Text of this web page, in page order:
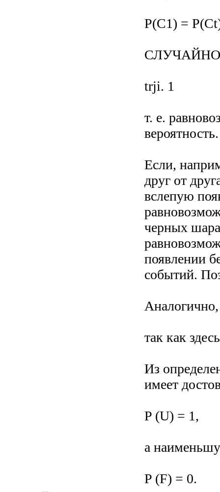
P(C1) =
trji. 1
т. е.
вероятность.
Если,
друг от
вслепую
черных
появлении
событий.
так как
Из
имеет
P (U) = 1,
а
P (F) = 0.